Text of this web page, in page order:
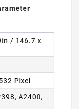
/ 146.7 x
Pixel
A2400,